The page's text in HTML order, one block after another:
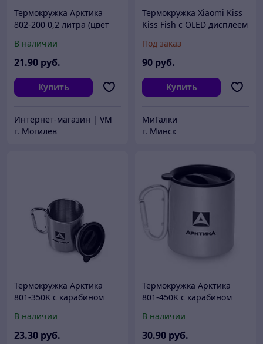
Термокружка Арктика
802-200 0,2 литра (цвет
В наличии
21.90 руб.
Купить
Интернет-магазин | VM
г. Могилев
Термокружка Xiaomi Kiss
Kiss Fish с OLED дисплеем
Под заказ
90 руб.
Купить
МиГалки
г. Минск
Термокружка Арктика
801-350K с карабином
В наличии
23.30 руб.
Термокружка Арктика
801-450K с карабином
В наличии
30.90 руб.